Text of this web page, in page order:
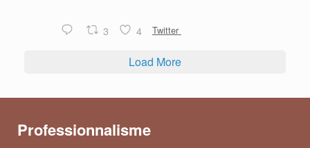
3 4 Twitter
Load More
Professionnalisme